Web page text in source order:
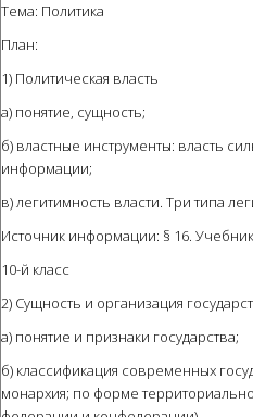
Тема: Политика
План:
1) Политическая власть
а) понятие, сущность;
б) властные инструменты: власть
информации;
в) легитимность власти. Три типа
Источник информации: § 16.
10-й класс
2) Сущность и организация
а) понятие и признаки государства;
б) классификация современных
монархия; по форме